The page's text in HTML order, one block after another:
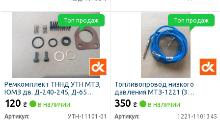
Ремкомплект ТННД УТН МТЗ,
ЮМЗ дв. Д-240-245, Д-65
(подкачки) (ДК)
120 ₴ в наличии
Артикул: УТН-11101-01
Топ продаж
Топливопровод низкого
давления МТЗ-1221 (3
штуцера) (ДК)
350 ₴ в наличии
Артикул: 1221-1101345
Топ продаж